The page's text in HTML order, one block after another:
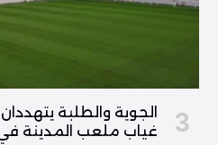
الجوية والطلبة
غياب ملعب المدينة